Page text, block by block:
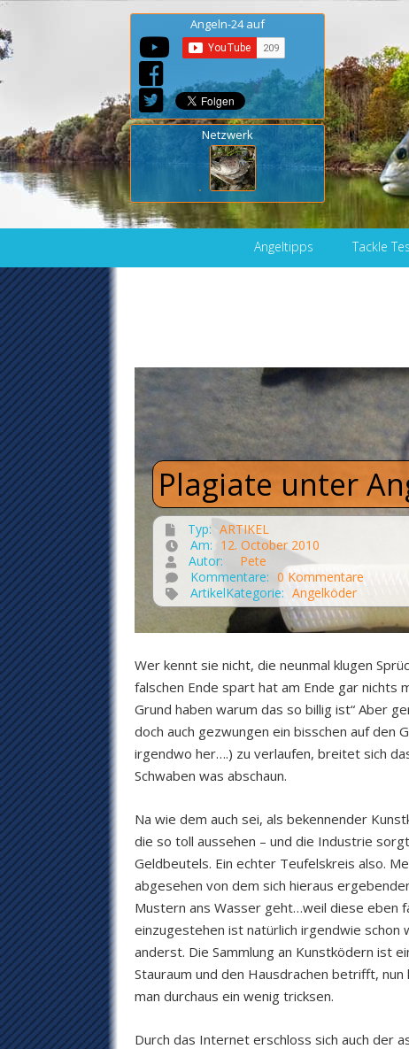
Angeln-24 auf
Netzwerk
Angeltipps Tackle
Plagiate unter
Typ: ARTIKEL
Am: 12. October 2010
Autor:
Pete
Kommentare: 0 Kommentare
ArtikelKategorie: Angelköder
Wer kennt sie nicht, die neunmal klugen
falschen Ende spart hat am Ende gar nichts
Grund haben warum das so billig ist“ Aber
doch auch gezwungen ein bisschen auf den
irgendwo her….) zu verlaufen, breitet sich
Schwaben was abschaun.
Na wie dem auch sei, als bekennender
die so toll aussehen – und die Industrie
Geldbeutels. Ein echter Teufelskreis also.
abgesehen von dem sich hieraus
Mustern ans Wasser geht…weil diese eben
einzugestehen ist natürlich irgendwie schon
anderst. Die Sammlung an Kunstködern ist
Stauraum und den Hausdrachen betrifft,
man durchaus ein wenig tricksen.
Durch das Internet erschloss sich auch der